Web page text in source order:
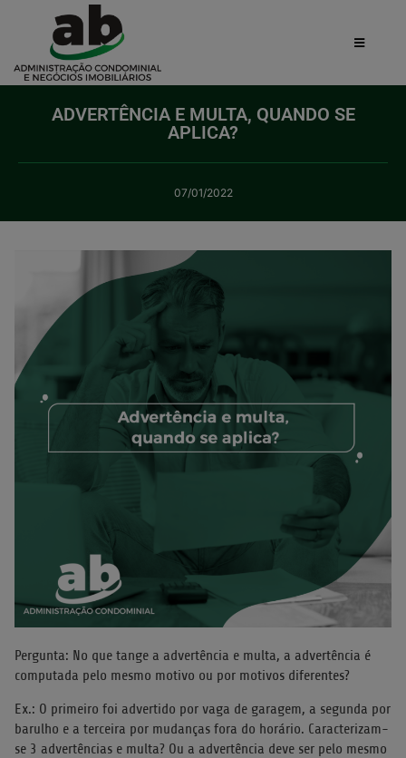
ADVERTÊNCIA E MULTA, QUANDO SE
APLICA?
07/01/2022
Pergunta: No que tange a advertência e multa, a advertência é
computada pelo mesmo motivo ou por motivos diferentes?
Ex.: O primeiro foi advertido por vaga de garagem, a segunda por
barulho e a terceira por mudanças fora do horário. Caracterizam-
se 3 advertências e multa? Ou a advertência deve ser pelo mesmo